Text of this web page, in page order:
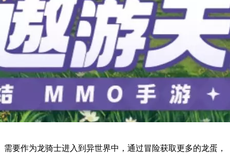
需要作为龙骑士进入到异世界中，通过冒险获取更多的龙蛋，